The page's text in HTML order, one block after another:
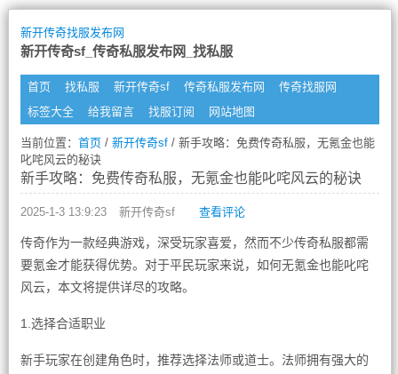
新开传奇找服发布网
新开传奇sf_传奇私服发布网_找私服
首页 找私服 新开传奇sf 传奇私服发布网
传奇找服网
标签大全
给我留言 找服订阅 网站地图
当前位置： 首页/ 新开传奇sf/ 新手攻略：免费传奇私服，无氪金也能
叱咤风云的秘诀
新手攻略：免费传奇私服，无氪金也能叱咤风云的秘诀
2025-1-3 13:9:23 新开传奇sf 查看评论
传奇作为一款经典游戏，深受玩家喜爱，然而不少传奇私服都需
要氪金才能获得优势。对于平民玩家来说，如何无氪金也能叱咤
风云，本文将提供详尽的攻略。
1.选择合适职业
新手玩家在创建角色时，推荐选择法师或道士。法师拥有强大的